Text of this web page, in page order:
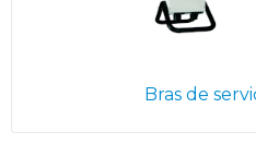
Bras de